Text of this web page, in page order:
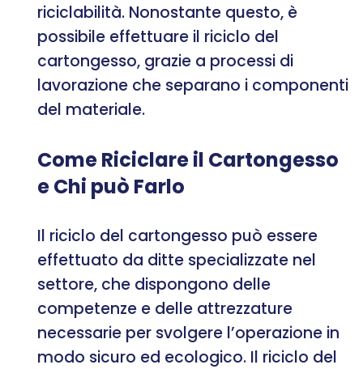
riciclabilità. Nonostante questo, è
possibile effettuare il riciclo del
cartongesso, grazie a processi di
lavorazione che separano i componenti
del materiale.
Come Riciclare il Cartongesso
e Chi può Farlo
Il riciclo del cartongesso può essere
effettuato da ditte specializzate nel
settore, che dispongono delle
competenze e delle attrezzature
necessarie per svolgere l’operazione in
modo sicuro ed ecologico. Il riciclo del